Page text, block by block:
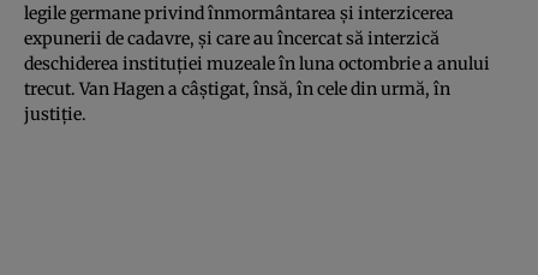
legile germane privind înmormântarea şi interzicerea
expunerii de cadavre, şi care au încercat să interzică
deschiderea instituţiei muzeale în luna octombrie a anului
trecut. Van Hagen a câştigat, însă, în cele din urmă, în
justiţie.